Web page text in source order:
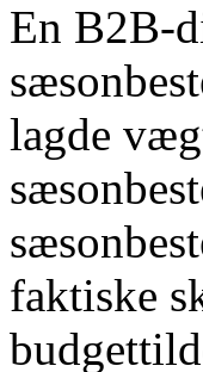
En B2B-
lagde
faktiske